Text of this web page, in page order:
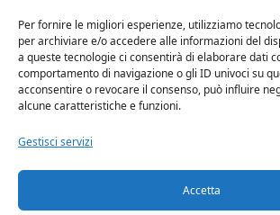
Per fornire le migliori esperienze, utilizziamo
per archiviare e/o accedere alle informazioni del
a queste tecnologie ci consentirà di elaborare dati
comportamento di navigazione o gli ID univoci su
acconsentire o revocare il consenso, può influire
alcune caratteristiche e funzioni.
Gestisci servizi
Accetta
Glossario
INFORMAZIONI
Note legali
Condizioni di vendita
Cookie Policy (EU)